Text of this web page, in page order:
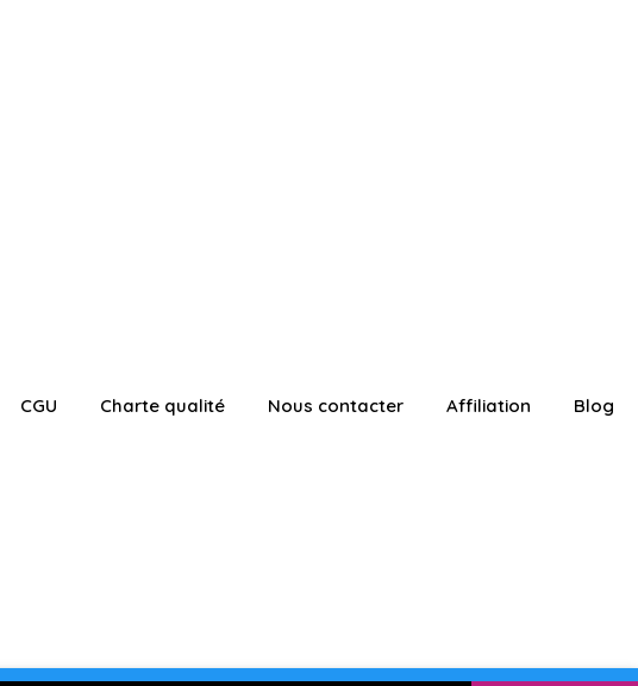
CGU Charte qualité Nous contacter Affiliation Blog